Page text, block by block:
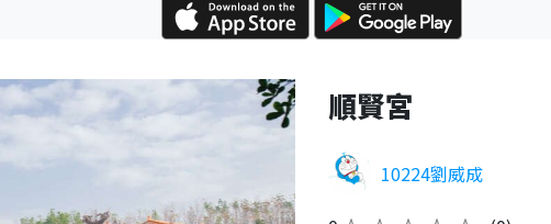
順賢宮
10224劉威成